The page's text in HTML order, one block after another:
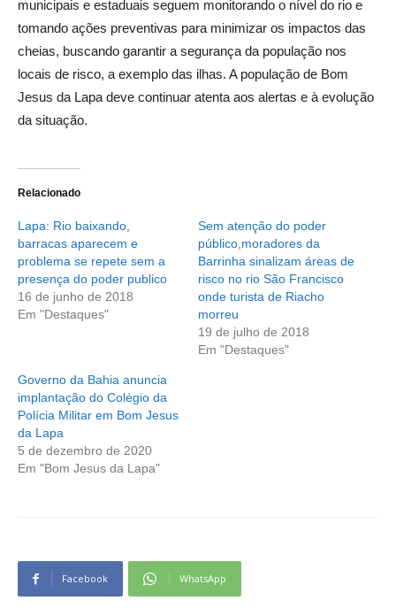
municipais e estaduais seguem monitorando o nível do rio e
tomando ações preventivas para minimizar os impactos das
cheias, buscando garantir a segurança da população nos
locais de risco, a exemplo das ilhas. A população de Bom
Jesus da Lapa deve continuar atenta aos alertas e à evolução
da situação.
Relacionado
Lapa: Rio baixando,
barracas aparecem e
problema se repete sem a
presença do poder publico
16 de junho de 2018
Em "Destaques"
Sem atenção do poder
público,moradores da
Barrinha sinalizam áreas de
risco no rio São Francisco
onde turista de Riacho
morreu
19 de julho de 2018
Em "Destaques"
Governo da Bahia anuncia
implantação do Colégio da
Polícia Militar em Bom Jesus
da Lapa
5 de dezembro de 2020
Em "Bom Jesus da Lapa"
Facebook WhatsApp